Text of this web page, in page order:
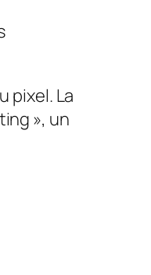
pixel. La
», un